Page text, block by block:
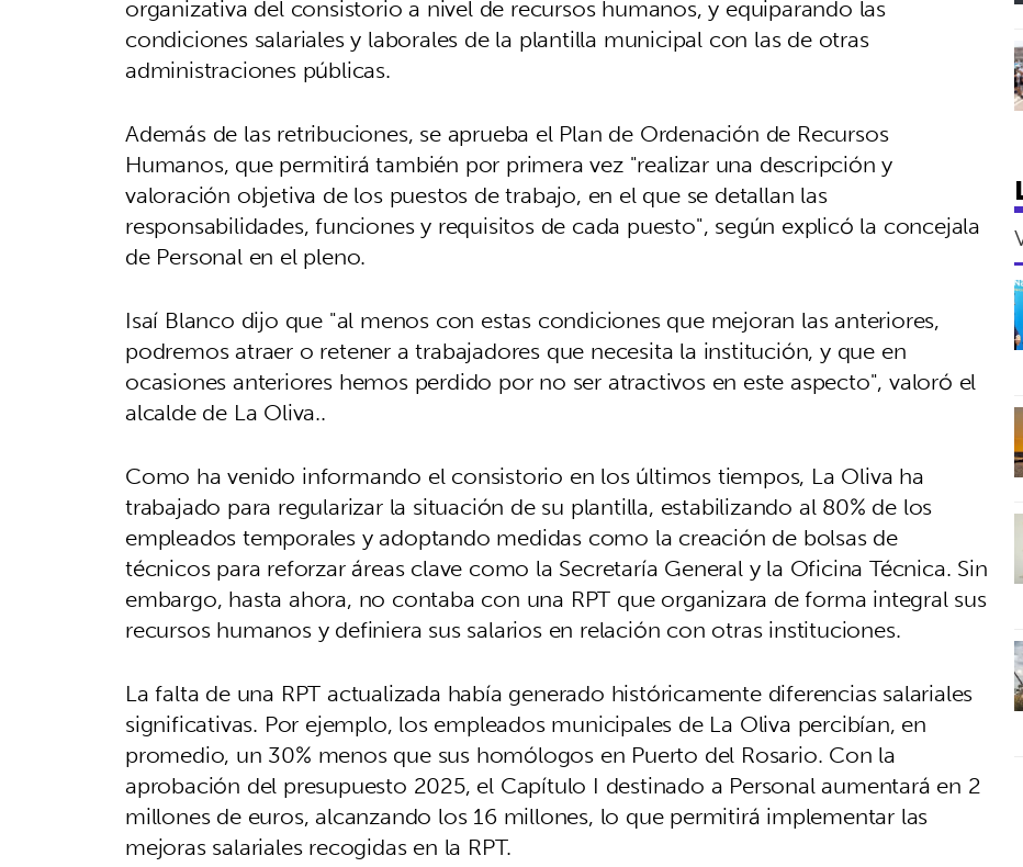
organizativa del consistorio a nivel de recursos humanos, y equiparando las
condiciones salariales y laborales de la plantilla municipal con las de otras
administraciones públicas.
Además de las retribuciones, se aprueba el Plan de Ordenación de Recursos
Humanos, que permitirá también por primera vez "realizar una descripción y
valoración objetiva de los puestos de trabajo, en el que se detallan las
responsabilidades, funciones y requisitos de cada puesto", según explicó la concejala
de Personal en el pleno.
Isaí Blanco dijo que "al menos con estas condiciones que mejoran las anteriores,
podremos atraer o retener a trabajadores que necesita la institución, y que en
ocasiones anteriores hemos perdido por no ser atractivos en este aspecto", valoró el
alcalde de La Oliva..
Como ha venido informando el consistorio en los últimos tiempos, La Oliva ha
trabajado para regularizar la situación de su plantilla, estabilizando al 80% de los
empleados temporales y adoptando medidas como la creación de bolsas de
técnicos para reforzar áreas clave como la Secretaría General y la Oficina Técnica. Sin
embargo, hasta ahora, no contaba con una RPT que organizara de forma integral sus
recursos humanos y definiera sus salarios en relación con otras instituciones.
La falta de una RPT actualizada había generado históricamente diferencias salariales
significativas. Por ejemplo, los empleados municipales de La Oliva percibían, en
promedio, un 30% menos que sus homólogos en Puerto del Rosario. Con la
aprobación del presupuesto 2025, el Capítulo I destinado a Personal aumentará en 2
millones de euros, alcanzando los 16 millones, lo que permitirá implementar las
mejoras salariales recogidas en la RPT.